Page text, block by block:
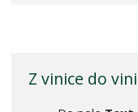
Z vinice do